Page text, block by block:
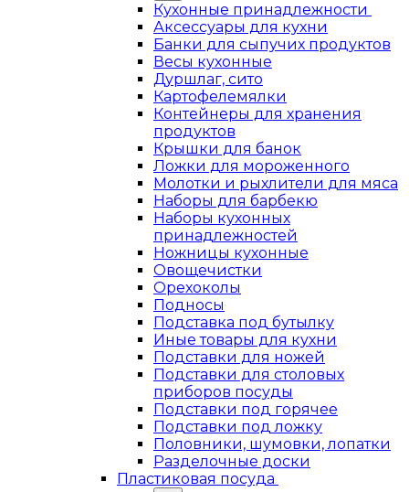
Кухонные принадлежности
Аксессуары для кухни
Банки для сыпучих продуктов
Весы кухонные
Дуршлаг, сито
Картофелемялки
Контейнеры для хранения
продуктов
Крышки для банок
Ложки для мороженного
Молотки и рыхлители для мяса
Наборы для барбекю
Наборы кухонных
принадлежностей
Ножницы кухонные
Овощечистки
Орехоколы
Подносы
Подставка под бутылку
Иные товары для кухни
Подставки для ножей
Подставки для столовых
приборов посуды
Подставки под горячее
Подставки под ложку
Половники, шумовки, лопатки
Разделочные доски
Пластиковая посуда